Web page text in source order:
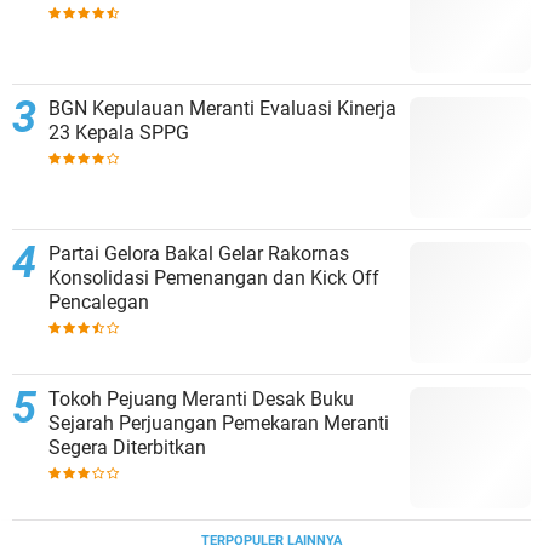
BGN Kepulauan Meranti Evaluasi Kinerja
23 Kepala SPPG
Partai Gelora Bakal Gelar Rakornas
Konsolidasi Pemenangan dan Kick Off
Pencalegan
Tokoh Pejuang Meranti Desak Buku
Sejarah Perjuangan Pemekaran Meranti
Segera Diterbitkan
TERPOPULER LAINNYA